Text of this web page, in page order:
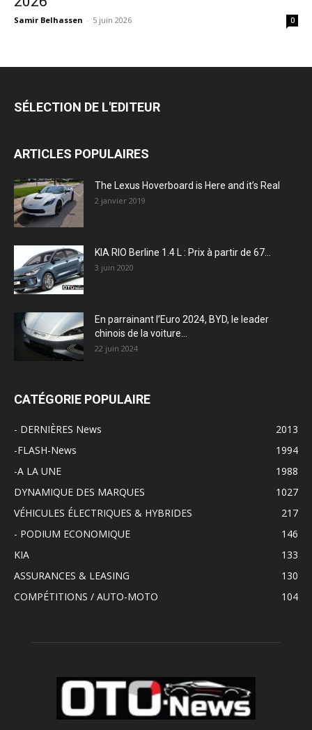
Samir Belhassen - 5 juin 2026 0
SÉLECTION DE L'EDITEUR
ARTICLES POPULAIRES
The Lexus Hoverboard is Here and it’s Real
2 janvier 2019
KIA RIO Berline 1.4 L : Prix à partir de 67...
3 juin 2020
En parrainant l’Euro 2024, BYD, le leader
chinois de la voiture...
22 juin 2024
CATÉGORIE POPULAIRE
- DERNIÈRES News
2013
-FLASH-News
1994
-A LA UNE
1988
DYNAMIQUE DES MARQUES
1027
VÉHICULES ÉLECTRIQUES & HYBRIDES
217
- PODIUM ECONOMIQUE
146
KIA
133
ASSURANCES & LEASING
130
COMPÉTITIONS / AUTO-MOTO
104